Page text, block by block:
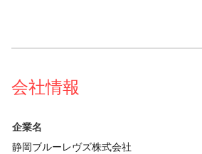
会社情報
企業名
静岡ブルーレヴズ株式会社